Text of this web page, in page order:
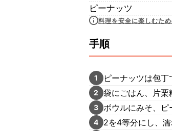
ピーナッツ
料理を安全に楽しむた
手順
1 ピーナッツは包丁
2 袋にごはん、片栗
3 ボウルにみそ、ピ
4 2を4等分にし、